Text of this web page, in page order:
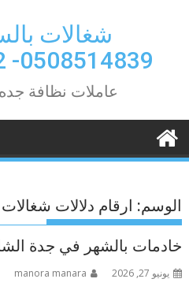
شغالات
0508514839- 0557536152
عاملات نظافة جده
الوسم: ارقام دلالات
خادمات بالشهر في جدة الشاطىء
يونيو 27, 2026 manora manara